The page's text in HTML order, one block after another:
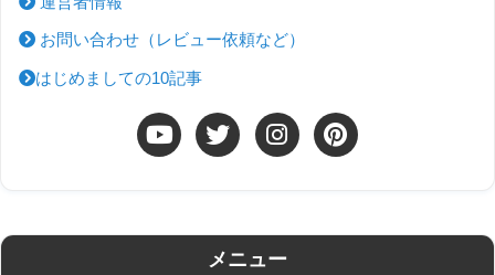
お問い合わせ（レビュー依頼など）
はじめましての10記事
メニュー